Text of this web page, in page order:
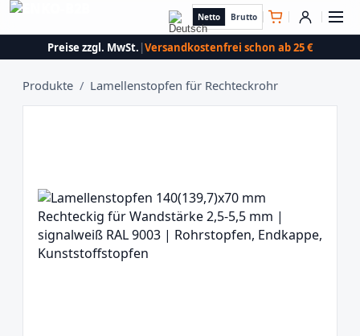
Netto Brutto
Preise zzgl. MwSt. |Versandkostenfrei schon ab 25 €
Produkte / Lamellenstopfen für Rechteckrohr